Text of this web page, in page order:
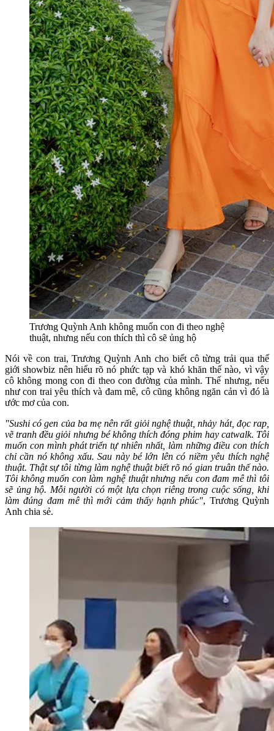
Trương Quỳnh Anh không muốn con đi theo nghệ
thuật, nhưng nếu con thích thì cô sẽ ủng hộ
Nói về con trai, Trương Quỳnh Anh cho biết cô từng trải qua thế
giới showbiz nên hiểu rõ nó phức tạp và khó khăn thế nào, vì vậy
cô không mong con đi theo con đường của mình. Thế nhưng, nếu
như con trai yêu thích và đam mê, cô cũng không ngăn cản vì đó là
ước mơ của con.
"Sushi có gen của ba mẹ nên rất giỏi nghệ thuật, nhảy hát, đọc rap,
vẽ tranh đều giỏi nhưng bé không thích đóng phim hay catwalk. Tôi
muốn con mình phát triển tự nhiên nhất, làm những điều con thích
chỉ cần nó không xấu. Sau này bé lớn lên có niềm yêu thích nghệ
thuật. Thật sự tôi từng làm nghệ thuật biết rõ nó gian truân thế nào.
Tôi không muốn con làm nghệ thuật nhưng nếu con đam mê thì tôi
sẽ ủng hộ. Mỗi người có một lựa chọn riêng trong cuộc sống, khi
làm đúng đam mê thì mới cảm thấy hạnh phúc", Trương Quỳnh
Anh chia sẻ.